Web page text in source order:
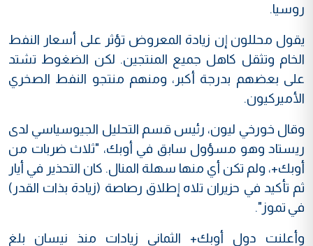
روسيا.
يقول محللون إن زيادة المعروض تؤثر على أسعار النفط
الخام وتثقل كاهل جميع المنتجين. لكن الضغوط تشتد
على بعضهم بدرجة أكبر، ومنهم منتجو النفط الصخري
الأميركيون.
وقال خورخي ليون، رئيس قسم التحليل الجيوسياسي لدى
ريستاد وهو مسؤول سابق في أوبك، "ثلاث ضربات من
أوبك+، ولم تكن أي منها سهلة المنال. كان التحذير في أيار
ثم تأكيد في حزيران تلاه إطلاق رصاصة (زيادة بذات القدر)
في تموز".
وأعلنت دول أوبك+ الثماني زيادات منذ نيسان بلغ